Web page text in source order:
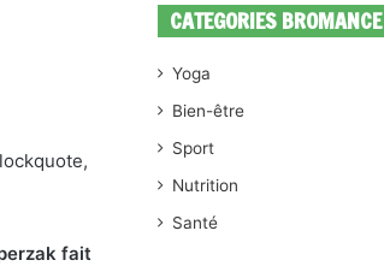
fait
CATEGORIES BROMANCE
Yoga
Bien-être
Sport
Nutrition
Santé